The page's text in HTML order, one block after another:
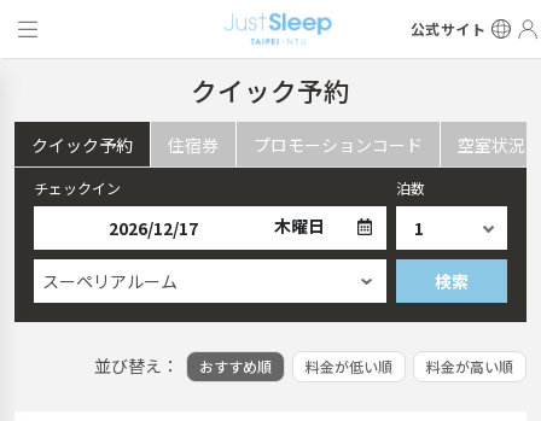
公式サイト
クイック予約
クイック予約 住宿券 プロモーションコード 空室状況
チェックイン
木曜日
泊数
スーペリアルーム 検索
並び替え： おすすめ順 料金が低い順 料金が高い順